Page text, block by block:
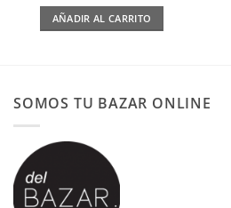
AÑADIR AL CARRITO
SOMOS TU BAZAR ONLINE